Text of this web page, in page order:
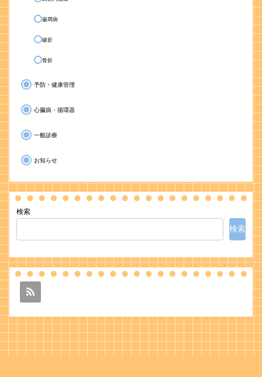
歯周病
破折
骨折
予防・健康管理
心臓病・循環器
一般診療
お知らせ
検索
検索